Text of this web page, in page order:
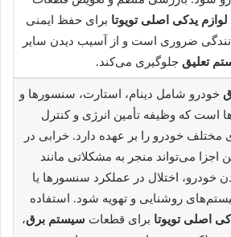
لوازم یدکی اصلی تویوتا برای حفظ ایمنی
ضروری است و از آسیب دیدن سایر
تعلیق جلوگیری می‌کند.
خودرو شامل دینام، استارت، سنسورها و
است که وظیفه تأمین انرژی و کنترل
مختلف خودرو را بر عهده دارد. خرابی در
اجزا می‌تواند منجر به مشکلاتی مانند
خودرو، اختلال در عملکرد سنسورها یا
روشنایی و تهویه شود. استفاده
اصلی تویوتا برای قطعات سیستم برق،